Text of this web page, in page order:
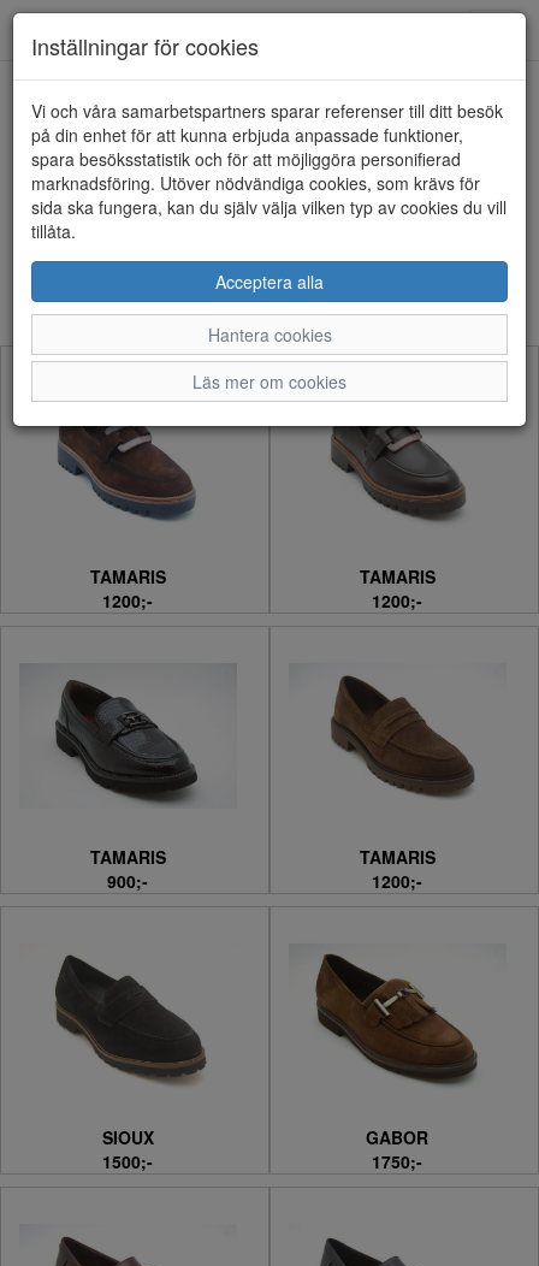
Dam - Loafers (80
artiklar)
Sortera efter:
TAMARIS
1200;-
TAMARIS
1200;-
TAMARIS
900;-
TAMARIS
1200;-
SIOUX
1500;-
GABOR
1750;-
Inställningar för cookies
Vi och våra samarbetspartners sparar referenser till ditt besök
på din enhet för att kunna erbjuda anpassade funktioner,
spara besöksstatistik och för att möjliggöra personifierad
marknadsföring. Utöver nödvändiga cookies, som krävs för
sida ska fungera, kan du själv välja vilken typ av cookies du vill
tillåta.
Acceptera alla
Hantera cookies
Läs mer om cookies